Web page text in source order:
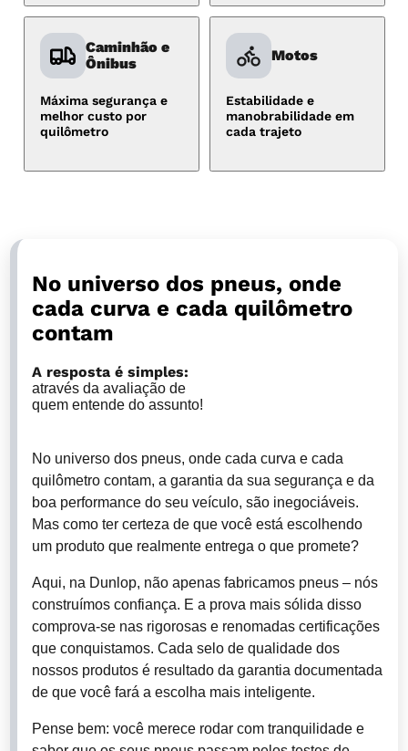
Caminhão e
Ônibus
Máxima segurança e
melhor custo por
quilômetro
Motos
Estabilidade e
manobrabilidade em
cada trajeto
No universo dos pneus, onde
cada curva e cada quilômetro
contam
A resposta é simples:
através da avaliação de
quem entende do assunto!
No universo dos pneus, onde cada curva e cada
quilômetro contam, a garantia da sua segurança e da
boa performance do seu veículo, são inegociáveis.
Mas como ter certeza de que você está escolhendo
um produto que realmente entrega o que promete?
Aqui, na Dunlop, não apenas fabricamos pneus – nós
construímos confiança. E a prova mais sólida disso
comprova-se nas rigorosas e renomadas certificações
que conquistamos. Cada selo de qualidade dos
nossos produtos é resultado da garantia documentada
de que você fará a escolha mais inteligente.
Pense bem: você merece rodar com tranquilidade e